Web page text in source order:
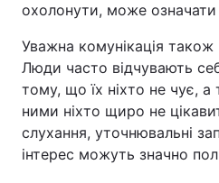
охолонути, може
Уважна комунікація також
Люди часто відчувають
тому, що їх ніхто не чує,
ними ніхто щиро не
слухання, уточнювальні
інтерес можуть значно